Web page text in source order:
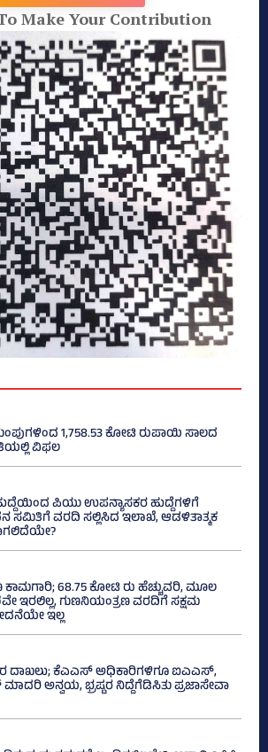
Make Your Contribution
1,758.53 ಕೋಟಿ ರುಪಾಯಿ ಸಾಲದ
ವಿಫಲ
ಪಿಯು ಉಪನ್ಯಾಸಕರ ಹುದ್ದೆಗಳಿಗೆ
ಸಮಿತಿಗೆ ವರದಿ ಸಲ್ಲಿಸಿದ ಇಲಾಖೆ, ಆಡಳಿತಾತ್ಮಕ
68.75 ಕೋಟಿ ರು ಹೆಚ್ಚುವರಿ, ಮೂಲ
ಇರಲಿಲ್ಲ, ಗುಣನಿಯಂತ್ರಣ ವರದಿಗೆ ಸಕ್ಷಮ
ಇಲ್ಲ
ದಾಖಲು; ಕೆಎಎಸ್ ಅಧಿಕಾರಿಗಳಿಗೂ ಐಎಎಸ್‌,
ಅನ್ವಯ, ಭ್ರಷ್ಟರ ನಿದ್ದೆಗೆಡಿಸಿತು ಪ್ರಜಾಸೇವಾ